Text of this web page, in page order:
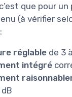
que pour un
(à vérifier
réglable de 3
intégré